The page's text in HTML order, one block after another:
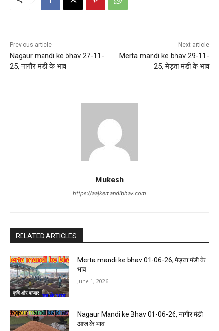
Previous article
Nagaur mandi ke bhav 27-11-
25, नागौर मंडी के भाव
Next article
Merta mandi ke bhav 29-11-
25, मेड़ता मंडी के भाव
Mukesh
https://aajkemandibhav.com
RELATED ARTICLES
कृषि और बाजार
Merta mandi ke bhav 01-06-26, मेड़ता मंडी के
भाव
June 1, 2026
Nagaur Mandi ke Bhav 01-06-26, नागौर मंडी
आज के भाव